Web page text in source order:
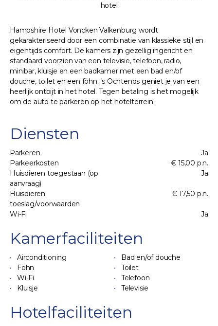
hotel
Hampshire Hotel Voncken Valkenburg wordt
gekarakteriseerd door een combinatie van klassieke stijl en
eigentijds comfort. De kamers zijn gezellig ingericht en
standaard voorzien van een televisie, telefoon, radio,
minibar, kluisje en een badkamer met een bad en/of
douche, toilet en een föhn. ’s Ochtends geniet je van een
heerlijk ontbijt in het hotel. Tegen betaling is het mogelijk
om de auto te parkeren op het hotelterrein.
Diensten
Parkeren
Ja
Parkeerkosten
€ 15,00 p.n.
Huisdieren toegestaan (op
aanvraag)
Ja
Huisdieren
toeslag/voorwaarden
€ 17,50 p.n.
Wi-Fi Ja
Kamerfaciliteiten
Airconditioning
Bad en/of douche
Föhn
Toilet
Wi-Fi
Telefoon
Kluisje
Televisie
Hotelfaciliteiten